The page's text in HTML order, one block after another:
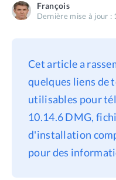
BuhoLaunchpad
Confidentialité
Conditions
Politique de
remboursement
François
Dernière mise à jour
Cet article a
quelques liens de
utilisables pour
10.14.6 DMG,
d'installation
pour des